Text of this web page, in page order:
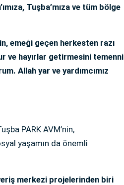
Tuşba’mıza ve tüm bölge
emeği geçen herkesten razı
ve hayırlar getirmesini temenni
Allah yar ve yardımcımız
PARK AVM’nin,
yaşamın da önemli
merkezi projelerinden biri